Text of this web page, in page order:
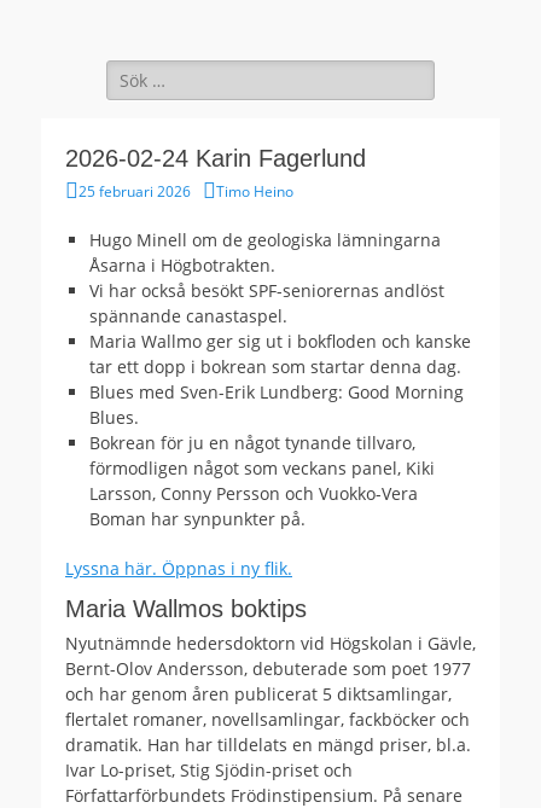
Sök
efter:
2026-02-24 Karin Fagerlund
Publicerad
25 februari 2026 Författare
Timo Heino
Hugo Minell om de geologiska lämningarna
Åsarna i Högbotrakten.
Vi har också besökt SPF-seniorernas andlöst
spännande canastaspel.
Maria Wallmo ger sig ut i bokfloden och kanske
tar ett dopp i bokrean som startar denna dag.
Blues med Sven-Erik Lundberg: Good Morning
Blues.
Bokrean för ju en något tynande tillvaro,
förmodligen något som veckans panel, Kiki
Larsson, Conny Persson och Vuokko-Vera
Boman har synpunkter på.
Lyssna här. Öppnas i ny flik.
Maria Wallmos boktips
Nyutnämnde hedersdoktorn vid Högskolan i Gävle,
Bernt-Olov Andersson, debuterade som poet 1977
och har genom åren publicerat 5 diktsamlingar,
flertalet romaner, novellsamlingar, fackböcker och
dramatik. Han har tilldelats en mängd priser, bl.a.
Ivar Lo-priset, Stig Sjödin-priset och
Författarförbundets Frödinstipensium. På senare